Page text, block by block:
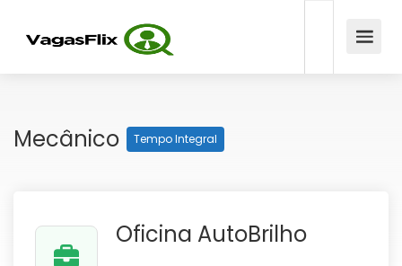
Mecânico Tempo Integral
Oficina AutoBrilho